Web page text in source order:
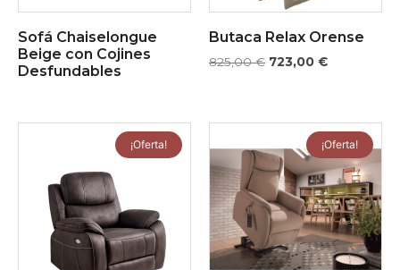
Sofá Chaiselongue
Beige con Cojines
Desfundables
Butaca Relax Orense
825,00€ 723,00 €
¡Oferta! ¡Oferta!